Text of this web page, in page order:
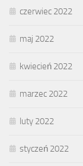
czerwiec 2022
maj 2022
kwiecień 2022
marzec 2022
luty 2022
styczeń 2022